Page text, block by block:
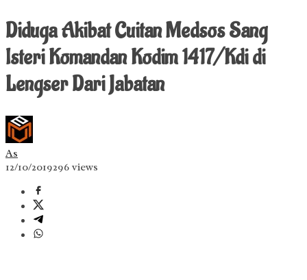
Diduga Akibat Cuitan Medsos Sang
Isteri Komandan Kodim 1417/Kdi di
Lengser Dari Jabatan
As
12/10/2019296 views